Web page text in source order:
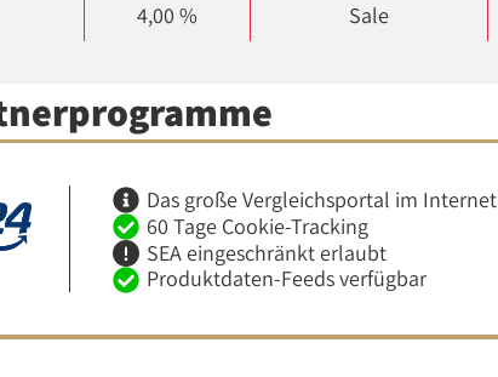
4,00 % Sale
Das große Vergleichsportal im Internet
60 Tage Cookie-Tracking
SEA eingeschränkt erlaubt
Produktdaten-Feeds verfügbar